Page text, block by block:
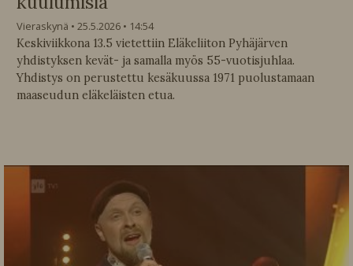
Vieraskynä 25.5.2026
14:54
Keskiviikkona 13.5 vietettiin Eläkeliiton Pyhäjärven
yhdistyksen kevät- ja samalla myös 55-vuotisjuhlaa.
Yhdistys on perustettu kesäkuussa 1971 puolustamaan
maaseudun eläkeläisten etua.